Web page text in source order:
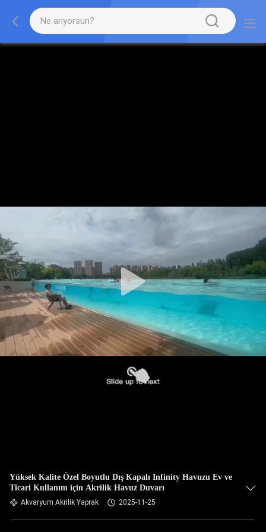
Yüksek Kalite Özel Boyutlu Dış Kapalı Infinity Havuzu Ev ve
Ticari Kullanım için Akrilik Havuz Duvarı
Akvaryum Akrilik Yaprak 2025-11-25